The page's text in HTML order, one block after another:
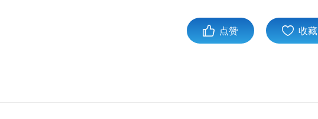
点赞 收藏